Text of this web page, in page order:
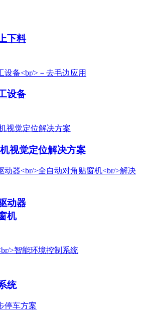
下料
设备
视觉定位解决方案
动器
机
统